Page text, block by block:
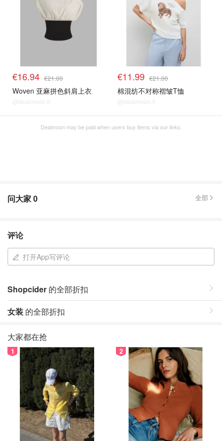
€16.94 €21.00
Woven 亚麻拼色斜肩上衣
@dealmoon.it
€11.99 €21.00
棉混纺不对称褶皱T恤
@dealmoon.it
Dealmoon may be paid when users buy items via our links.
问大家0 全部
评论
打开App写评论
Shopcider 的全部折扣
女装 的全部折扣
大家都在抢
1 2